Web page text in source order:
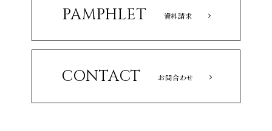
PAMPHLET 資料請求
CONTACT お問合わせ